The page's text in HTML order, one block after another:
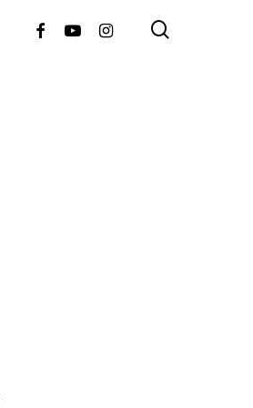
FacebookYoutubeInstagram